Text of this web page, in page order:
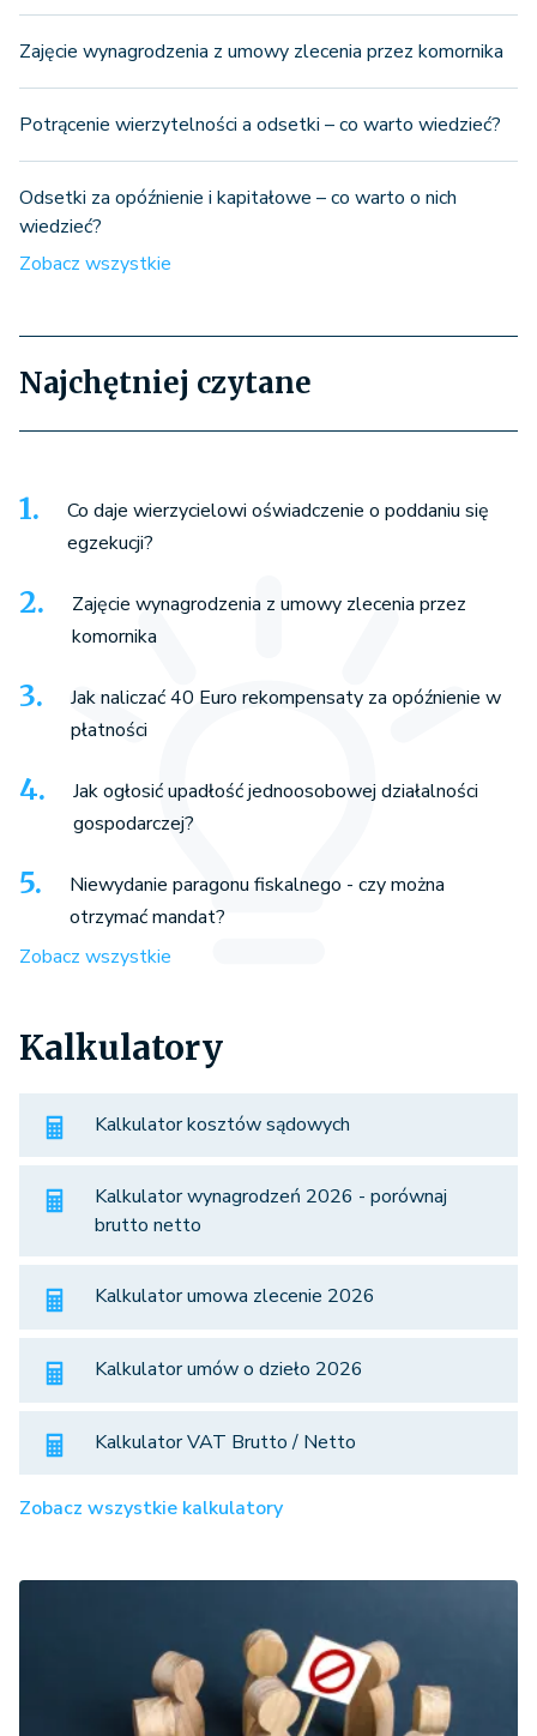
Zajęcie wynagrodzenia z umowy zlecenia przez komornika
Potrącenie wierzytelności a odsetki – co warto wiedzieć?
Odsetki za opóźnienie i kapitałowe – co warto o nich
wiedzieć?
Zobacz wszystkie
Najchętniej czytane
Co daje wierzycielowi oświadczenie o poddaniu się
egzekucji?
Zajęcie wynagrodzenia z umowy zlecenia przez
komornika
Jak naliczać 40 Euro rekompensaty za opóźnienie w
płatności
Jak ogłosić upadłość jednoosobowej działalności
gospodarczej?
Niewydanie paragonu fiskalnego - czy można
otrzymać mandat?
Zobacz wszystkie
Kalkulatory
Kalkulator kosztów sądowych
Kalkulator wynagrodzeń 2026 - porównaj
brutto netto
Kalkulator umowa zlecenie 2026
Kalkulator umów o dzieło 2026
Kalkulator VAT Brutto / Netto
Zobacz wszystkie kalkulatory